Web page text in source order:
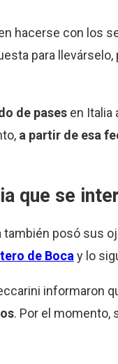
hacerse con los
para
de pasesen Italia
a partir de esa
que se
posó sus
de Bocay lo
informaron
. Por el momento,